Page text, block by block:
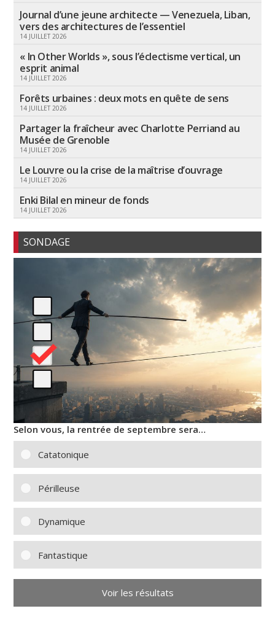
Journal d’une jeune architecte — Venezuela, Liban,
vers des architectures de l’essentiel
14 JUILLET 2026
« In Other Worlds », sous l’éclectisme vertical, un
esprit animal
14 JUILLET 2026
Forêts urbaines : deux mots en quête de sens
14 JUILLET 2026
Partager la fraîcheur avec Charlotte Perriand au
Musée de Grenoble
14 JUILLET 2026
Le Louvre ou la crise de la maîtrise d’ouvrage
14 JUILLET 2026
Enki Bilal en mineur de fonds
14 JUILLET 2026
SONDAGE
Selon vous, la rentrée de septembre sera…
Catatonique
Périlleuse
Dynamique
Fantastique
Voir les résultats